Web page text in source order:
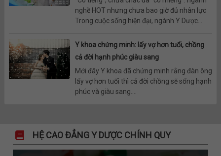
nghề HOT nhưng chưa bao giờ đủ nhân lực
Trong cuộc sống hiện đại, ngành Y Dược...
Y khoa chứng minh: lấy vợ hơn tuổi, chồng
cả đời hạnh phúc giàu sang
Mới đây Y khoa đã chứng minh rằng đàn ông
lấy vợ hơn tuổi thì cả đời chồng sẽ sống hạnh
phúc và giàu sang....
HỆ CAO ĐẲNG Y DƯỢC CHÍNH QUY